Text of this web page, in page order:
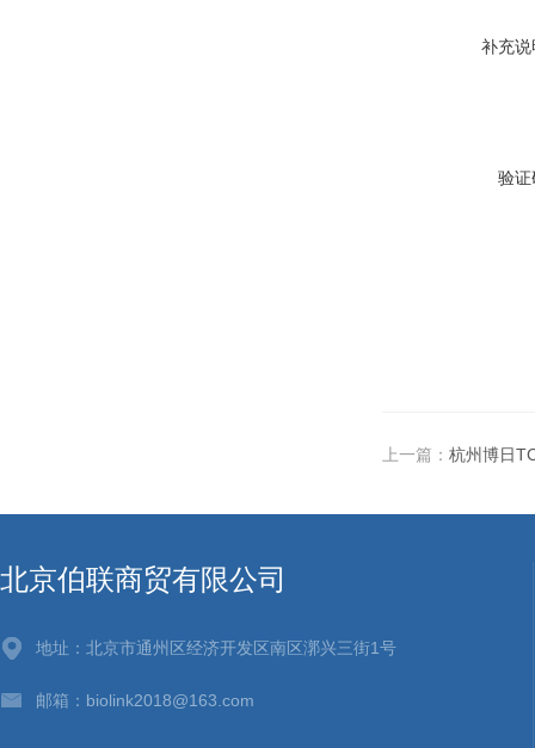
补充说
验证
上一篇： 杭州博日
北京伯联商贸有限公司
地址：北京市通州区经济开发区南区漷兴三街1号
邮箱：biolink2018@163.com